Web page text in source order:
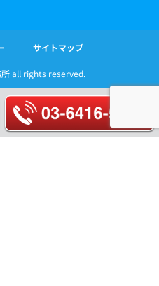
サイトマップ
all rights reserved.